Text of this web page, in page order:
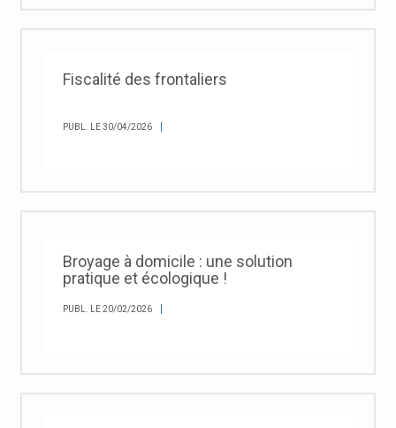
Fiscalité des frontaliers
PUBL. LE 30/04/2026
Broyage à domicile : une solution
pratique et écologique !
PUBL. LE 20/02/2026